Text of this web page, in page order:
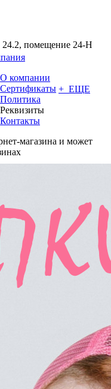
24.2, помещение 24-Н
О компании
Сертификаты
Политика
Реквизиты
Контакты
+ ЕЩЕ
магазина и может